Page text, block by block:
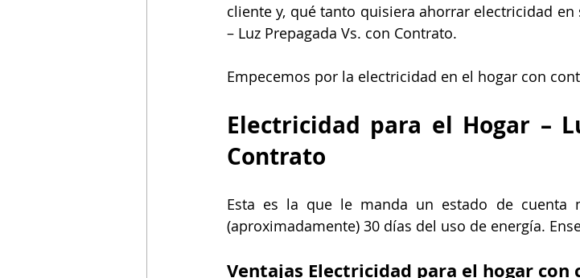
cliente y, qué tanto quisiera ahorrar electricidad
– Luz Prepagada Vs. con Contrato.
Empecemos por la electricidad en el hogar con
Electricidad para el Hogar –
Contrato
Esta es la que le manda un estado de cuenta
(aproximadamente) 30 días del uso de energía.
Ventajas Electricidad para el hogar con